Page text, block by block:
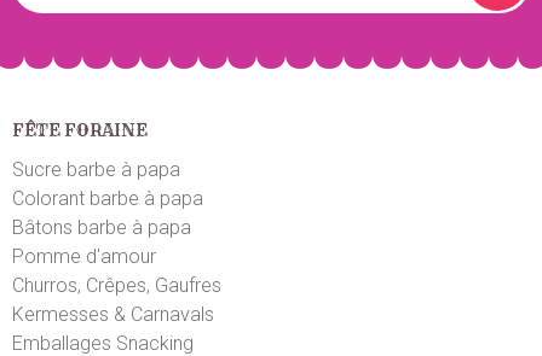
FÊTE FORAINE
Sucre barbe à papa
Colorant barbe à papa
Bâtons barbe à papa
Pomme d'amour
Churros, Crêpes, Gaufres
Kermesses & Carnavals
Emballages Snacking